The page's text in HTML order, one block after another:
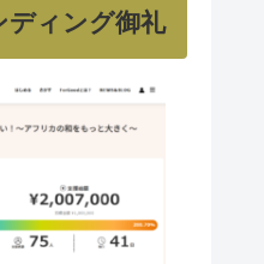
ディング御礼